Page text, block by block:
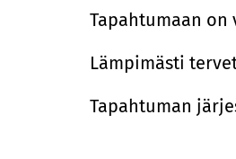
Tapahtumaan on
Lämpimästi
Tapahtuman